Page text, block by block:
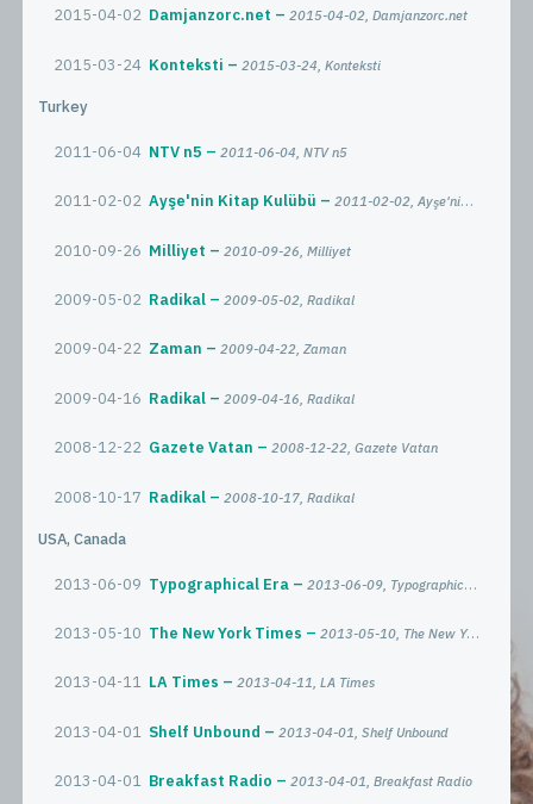
2015-04-02 Damjanzorc.net 2015-04-02, Damjanzorc.net
2015-03-24 Konteksti 2015-03-24, Konteksti
Turkey
2011-06-04 NTV n5 2011-06-04, NTV n5
2011-02-02 Ayşe'nin Kitap Kulübü 2011-02-02, Ayşe'nin Kitap Kulübü
2010-09-26 Milliyet 2010-09-26, Milliyet
2009-05-02 Radikal 2009-05-02, Radikal
2009-04-22 Zaman 2009-04-22, Zaman
2009-04-16 Radikal 2009-04-16, Radikal
2008-12-22 Gazete Vatan 2008-12-22, Gazete Vatan
2008-10-17 Radikal 2008-10-17, Radikal
USA, Canada
2013-06-09 Typographical Era 2013-06-09, Typographical Era
2013-05-10 The New York Times 2013-05-10, The New York Times
2013-04-11 LA Times 2013-04-11, LA Times
2013-04-01 Shelf Unbound 2013-04-01, Shelf Unbound
2013-04-01 Breakfast Radio 2013-04-01, Breakfast Radio